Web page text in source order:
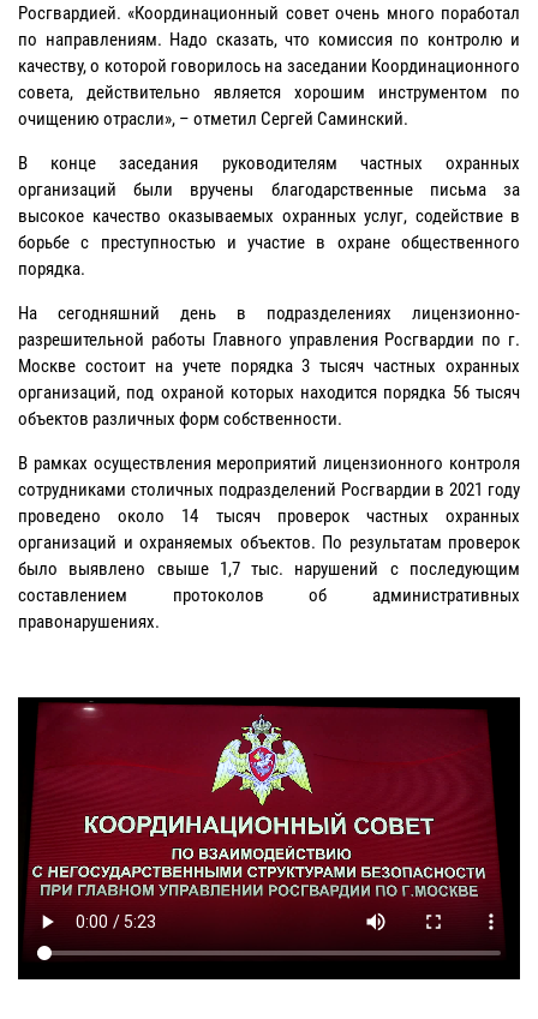
Росгвардией. «Координационный совет очень много поработал
по направлениям. Надо сказать, что комиссия по контролю и
качеству, о которой говорилось на заседании Координационного
совета, действительно является хорошим инструментом по
очищению отрасли», – отметил Сергей Саминский.
В конце заседания руководителям частных охранных
организаций были вручены благодарственные письма за
высокое качество оказываемых охранных услуг, содействие в
борьбе с преступностью и участие в охране общественного
порядка.
На сегодняшний день в подразделениях лицензионно-
разрешительной работы Главного управления Росгвардии по г.
Москве состоит на учете порядка 3 тысяч частных охранных
организаций, под охраной которых находится порядка 56 тысяч
объектов различных форм собственности.
В рамках осуществления мероприятий лицензионного контроля
сотрудниками столичных подразделений Росгвардии в 2021 году
проведено около 14 тысяч проверок частных охранных
организаций и охраняемых объектов. По результатам проверок
было выявлено свыше 1,7 тыс. нарушений с последующим
составлением протоколов об административных
правонарушениях.